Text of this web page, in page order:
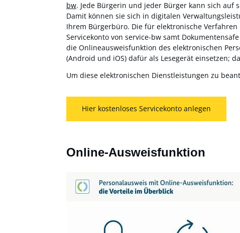
bw. Jede Bürgerin und jeder Bürger kann sich auf
Damit können sie sich in digitalen
Ihrem Bürgerbüro. Die für elektronische
Servicekonto von service-bw samt
die Onlineausweisfunktion des elektronischen
(Android und iOS) dafür als Lesegerät einsetzen;
Um diese elektronischen Dienstleistungen zu
Hier kostenloses Servicekonto anlegen
Online-Ausweisfunktion